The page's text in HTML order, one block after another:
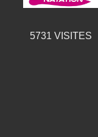
5731 VISITES